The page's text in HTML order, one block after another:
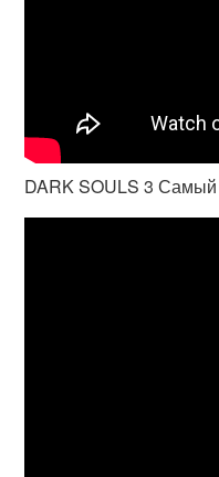
DARK SOULS 3 Самый